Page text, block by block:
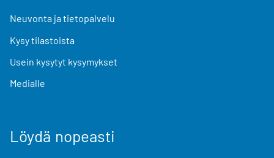
Neuvonta ja tietopalvelu
Kysy tilastoista
Usein kysytyt kysymykset
Medialle
Löydä nopeasti